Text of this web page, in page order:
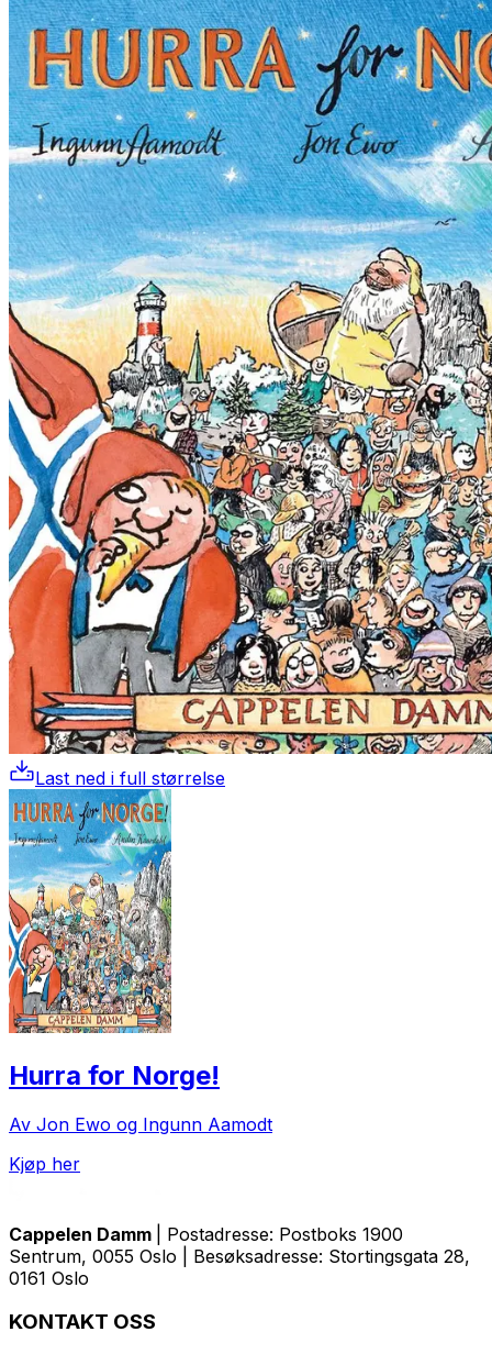
Last ned i full størrelse
Hurra for Norge!
Av Jon Ewo og Ingunn Aamodt
Kjøp her
Cappelen Damm
| Postadresse: Postboks 1900
Sentrum, 0055 Oslo | Besøksadresse: Stortingsgata 28,
0161 Oslo
KONTAKT OSS